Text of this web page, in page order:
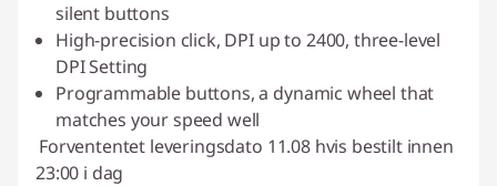
silent buttons
High-precision click, DPI up to 2400, three-level
DPI Setting
Programmable buttons, a dynamic wheel that
matches your speed well
Forvententet leveringsdato 11.08 hvis bestilt innen
23:00 i dag